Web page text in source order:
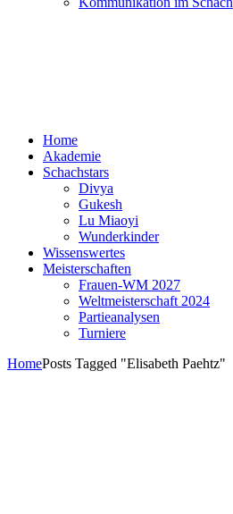
Home
Akademie
Schachstars
Divya
Gukesh
Lu Miaoyi
Wunderkinder
Wissenswertes
Meisterschaften
Frauen-WM 2027
Weltmeisterschaft 2024
Partieanalysen
Turniere
HomePosts Tagged "Elisabeth Paehtz"